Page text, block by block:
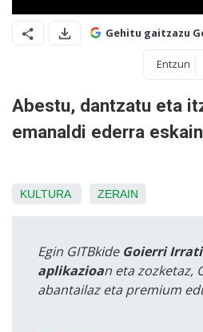
Gehitu gaitzazu
Entzun
Abestu, dantzatu eta
emanaldi ederra
KULTURA ZERAIN
Egin GITBkide Goierri
aplikazioan eta zozketaz,
abantailaz eta premium